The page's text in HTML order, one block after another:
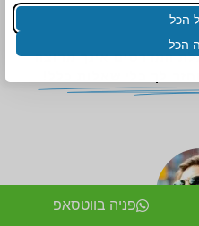
הכל
הכל
קבלת המדרסים אינך מרוצה
פניה בווטסאפ